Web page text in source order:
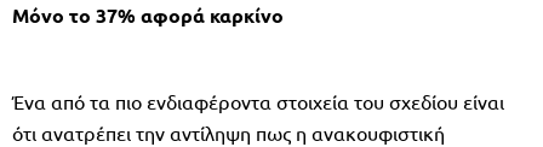
Μόνο το 37% αφορά καρκίνο
Ένα από τα πιο ενδιαφέροντα στοιχεία του σχεδίου είναι
ότι ανατρέπει την αντίληψη πως η ανακουφιστική